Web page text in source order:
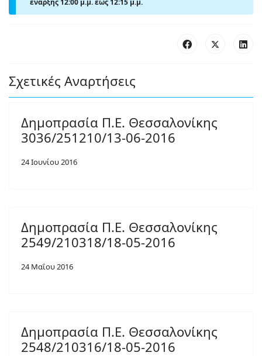
έναρξης 12:00 μ.μ. έως 12:15 μ.μ.
Σχετικές Αναρτήσεις
Δημοπρασία Π.Ε. Θεσσαλονίκης
3036/251210/13-06-2016
24 Ιουνίου 2016
Δημοπρασία Π.Ε. Θεσσαλονίκης
2549/210318/18-05-2016
24 Μαΐου 2016
Δημοπρασία Π.Ε. Θεσσαλονίκης
2548/210316/18-05-2016